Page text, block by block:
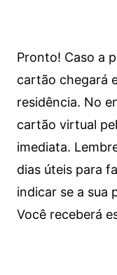
Pronto! Caso a
cartão chegará
residência. No
cartão virtual
imediata.
dias úteis para
indicar se a sua
Você receberá